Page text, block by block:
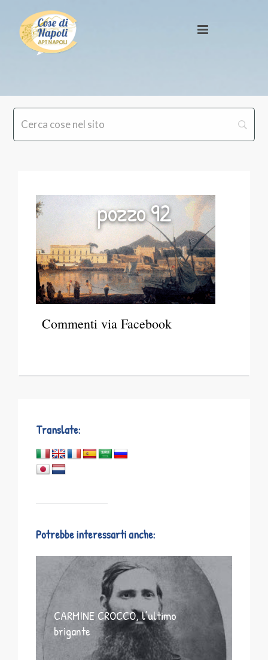
pozzo 92
Commenti via Facebook
Translate:
Potrebbe interessarti anche:
CARMINE CROCCO, l’ultimo
brigante